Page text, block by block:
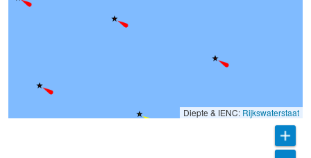
Diepte & IENC: Rijkswaterstaat